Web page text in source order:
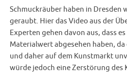
Schmuckräuber haben in Dresden
geraubt. Hier das Video aus der
Experten gehen davon aus, dass
Materialwert abgesehen haben,
und daher auf dem Kunstmarkt
würde jedoch eine Zerstörung des